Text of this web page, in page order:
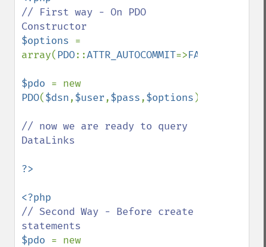
// First way - On PDO
$options =
array( PDO::ATTR_AUTOCOMMIT=>FALSE
$pdo
PDO($dsn,$user,$pass,$options );
// now we are ready to query
DataLinks
// Second Way - Before create
$pdo